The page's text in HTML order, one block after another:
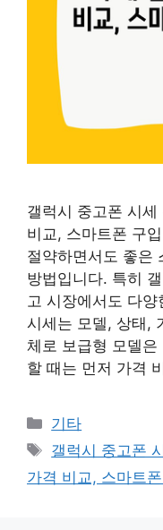
갤럭시 중고폰 시
비교, 스마트폰 구
절약하면서도 좋은
방법입니다. 특히
고 시장에서도 다
시세는 모델, 상태,
체로 보급형 모델
할 때는 먼저 가격
Categories
기타
Tags
갤럭시 중고폰
가격 비교, 스마트